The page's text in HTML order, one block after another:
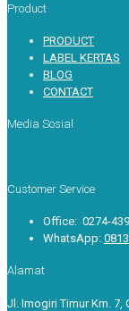
Product
PRODUCT
LABEL KERTAS
BLOG
CONTACT
Media Sosial
Customer Service
Office: 0274-
WhatsApp:
Alamat
Jl. Imogiri Timur Km. 7,